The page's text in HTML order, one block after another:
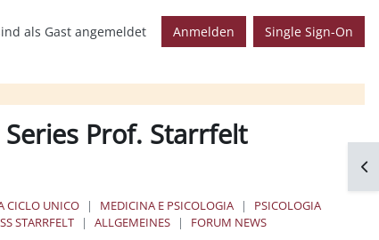
als Gast angemeldet Anmelden Single Sign-On
Prof. Starrfelt
CICLO UNICO MEDICINA E PSICOLOGIA
PSICOLOGIA
SS STARRFELT ALLGEMEINES FORUM NEWS